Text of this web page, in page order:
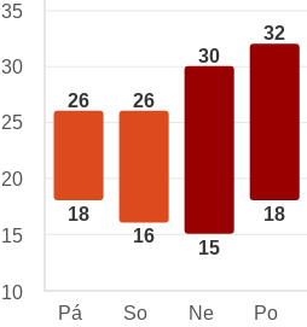
26
18
26
16
30
15
32
18
35
30
25
20
15
10
Pá
So Ne Po